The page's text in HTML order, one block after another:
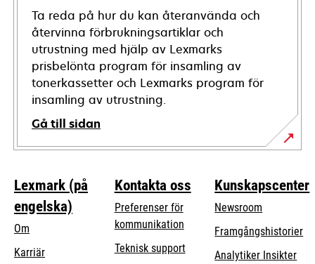
Ta reda på hur du kan återanvända och
återvinna förbrukningsartiklar och
utrustning med hjälp av Lexmarks
prisbelönta program för insamling av
tonerkassetter och Lexmarks program för
insamling av utrustning.
Gå till sidan
Lexmark (på
engelska)
Om
Karriär
Kontakta oss
Preferenser för
kommunikation
Teknisk supportopens
Kunskapscenter
Newsroom
Framgångshistorier
Analytiker Insikter